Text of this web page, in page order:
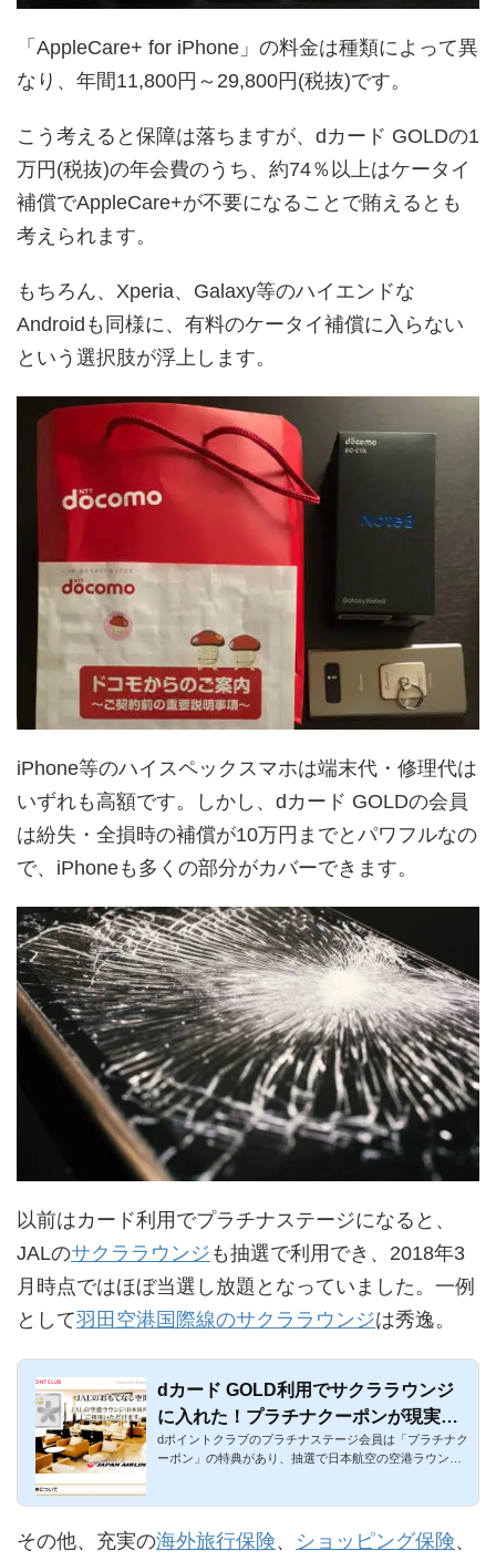
「AppleCare+ for iPhone」の料金は種類によって異
なり、年間11,800円～29,800円(税抜)です。
こう考えると保障は落ちますが、dカード GOLDの1
万円(税抜)の年会費のうち、約74％以上はケータイ
補償でAppleCare+が不要になることで賄えるとも
考えられます。
もちろん、Xperia、Galaxy等のハイエンドな
Androidも同様に、有料のケータイ補償に入らない
という選択肢が浮上します。
iPhone等のハイスペックスマホは端末代・修理代は
いずれも高額です。しかし、dカード GOLDの会員
は紛失・全損時の補償が10万円までとパワフルなの
で、iPhoneも多くの部分がカバーできます。
以前はカード利用でプラチナステージになると、
JALのサクララウンジ も抽選で利用でき、2018年3
月時点ではほぼ当選し放題となっていました。一例
として羽田空港国際線のサクララウンジは秀逸。
dカード GOLD利用でサクララウンジ
に入れた！プラチナクーポンが現実的
に！
dポイントクラブのプラチナステージ会員は「プラチナク
ーポン」の特典があり、抽選で日本航空の空港ラウンジ
その他、充実の海外旅行保険、 ショッピング保険、